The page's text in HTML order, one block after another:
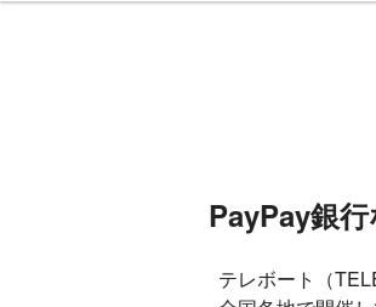
PayPay銀
テレボート（